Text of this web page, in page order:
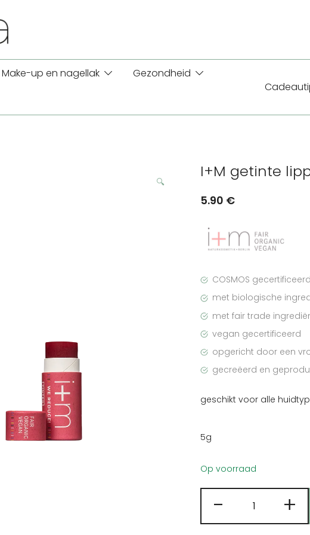
Make-up en nagellak
Gezondheid
🔍
I+M getinte
5.90 €
COSMOS
met biologische
met fair trade
vegan gecertificeerd
opgericht door een
gecreëerd en
geschikt voor alle
5g
Op voorraad
-
getinte +